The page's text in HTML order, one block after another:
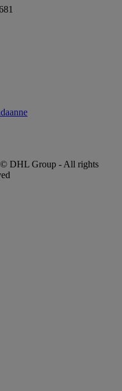
DHL Group - All rights